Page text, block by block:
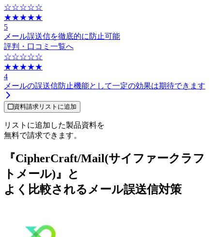
☆☆☆☆☆
★★★★★
5
メール誤送信を徹底的に防止可能
評判・口コミ一覧へ
☆☆☆☆☆
★★★★★
4
メールの誤送信防止機能として一定の効果は期待できます
資料請求リストに追加
リストに追加した製品資料を
無料で請求できます。
『CipherCraft/Mail(サイファークラフ
トメール)』と
よく比較されるメール誤送信対策